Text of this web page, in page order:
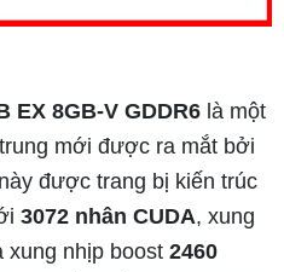
EX 8GB-V GDDR6 là một
mới được ra mắt bởi
được trang bị kiến trúc
3072 nhân CUDA, xung
xung nhịp boost 2460